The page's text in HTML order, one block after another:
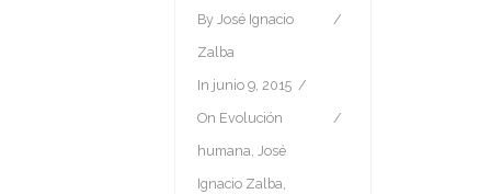
By José Ignacio
Zalba
In junio 9, 2015
On Evolución
humana, José
Ignacio Zalba,